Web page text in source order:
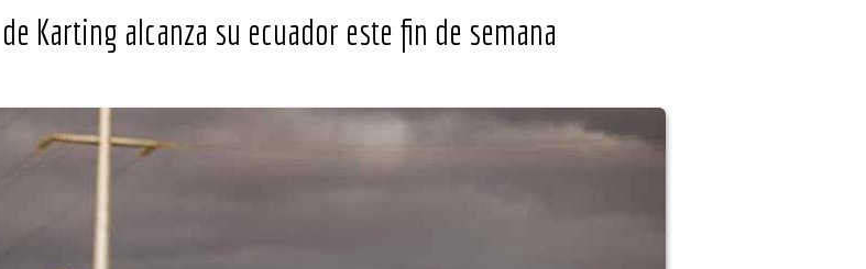
Karting alcanza su ecuador este fin de semana